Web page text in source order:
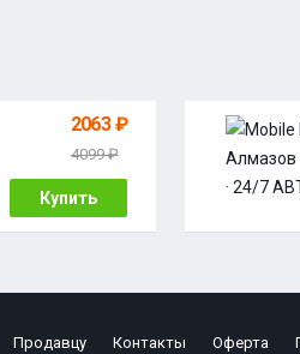
2063 ₽
4099 ₽
Купить
Продавцу Контакты Оферта